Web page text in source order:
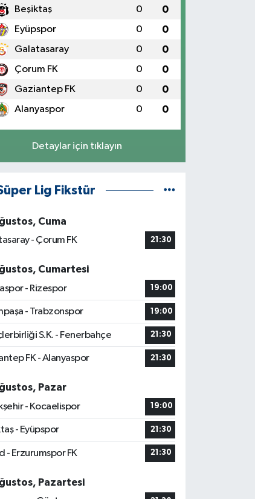
Beşiktaş 0 0
Eyüpspor 0 0
Galatasaray 0 0
Çorum FK 0 0
Gaziantep FK 0 0
Alanyaspor 0 0
Detaylar için tıklayın
Lig Fikstür
Cuma
- Çorum FK
21:30
Cumartesi
- Rizespor
19:00
- Trabzonspor 19:00
S.K. - Fenerbahçe 21:30
FK - Alanyaspor 21:30
Pazar
- Kocaelispor
19:00
- Eyüpspor 21:30
- Erzurumspor FK 21:30
Pazartesi